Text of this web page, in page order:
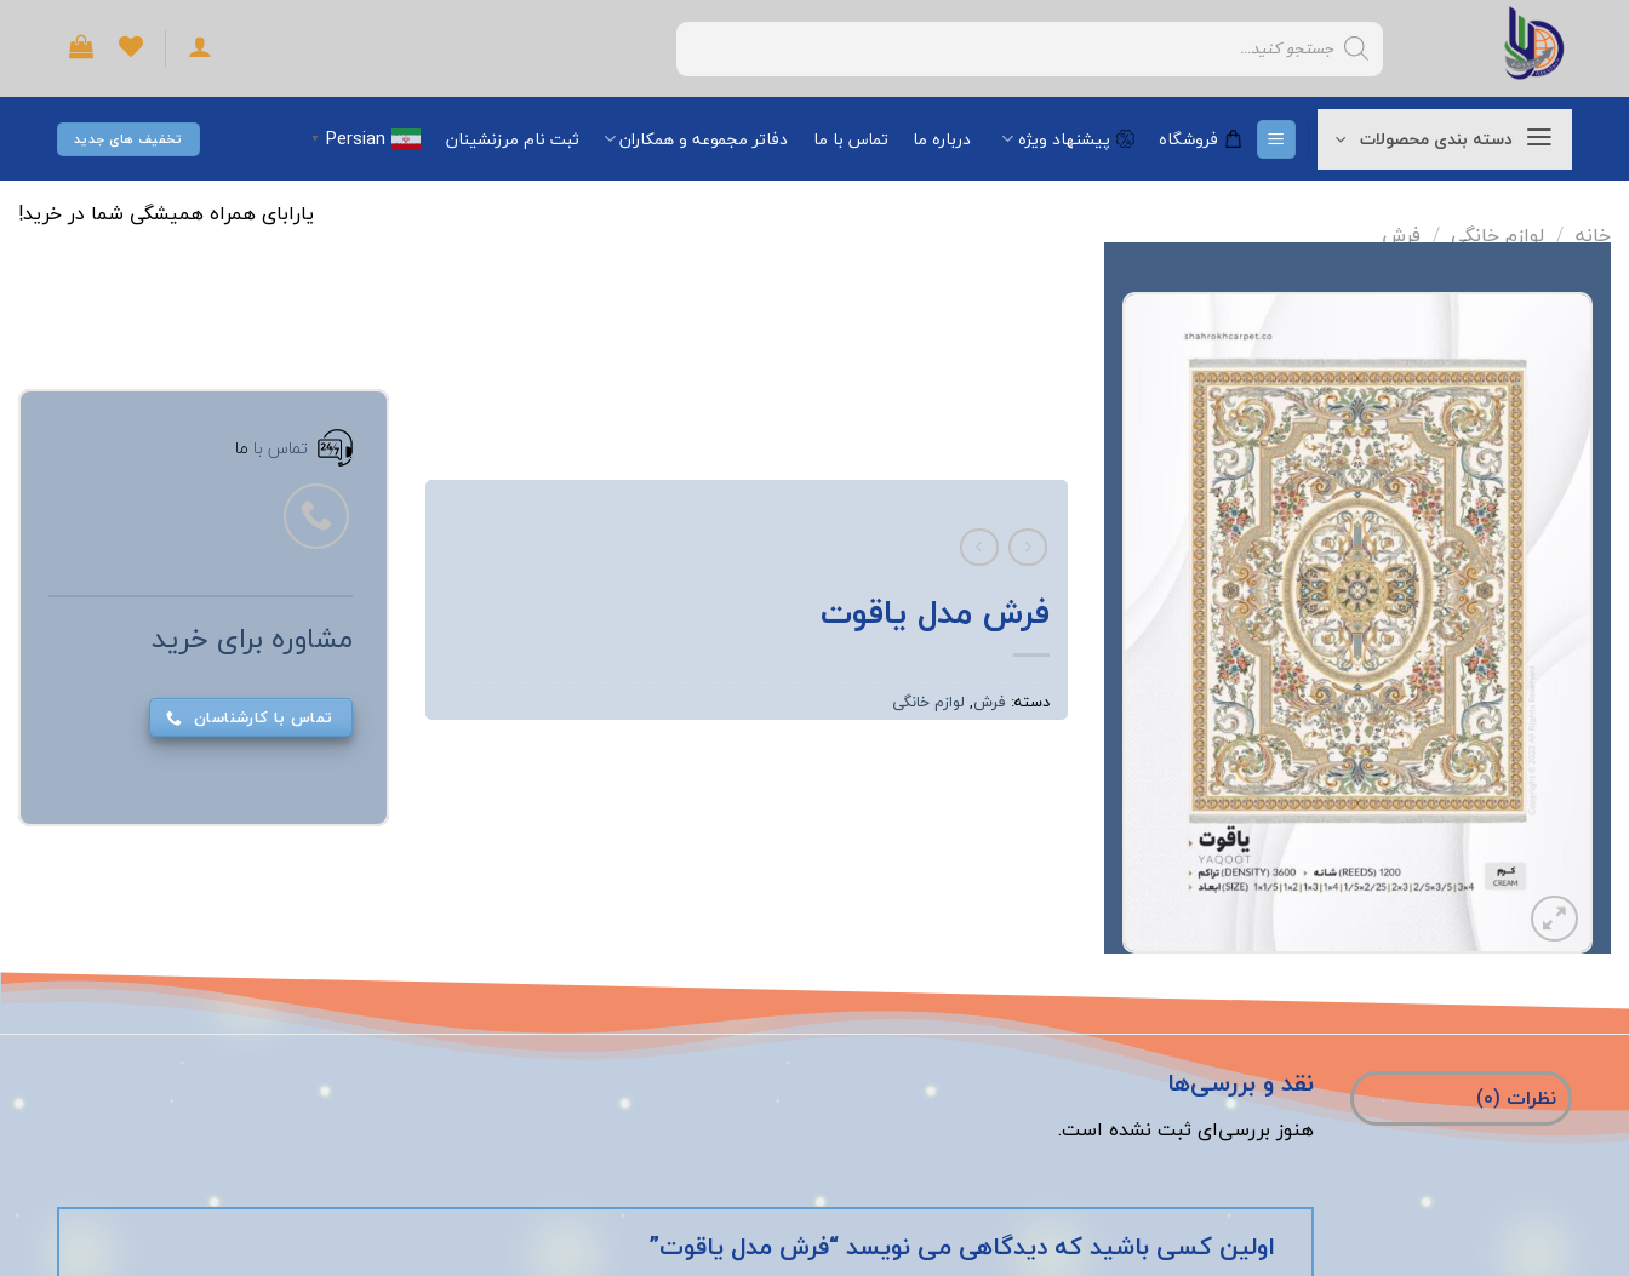
Products
search
دسته بندی محصولات فروشگاه پیشنهاد ویژه درباره ما تماس با ما دفاتر مجموعه و همکاران ثبت نام مرزنشینان Persian
▼ تخفیف های جدید
خانه / لوازم خانگی / فرش
یارابای همراه همیشگی شما در خرید!
فرش مدل یاقوت
دسته: فرش, لوازم خانگی
تماس با ما
مشاوره برای خرید
تماس با کارشناسان
نظرات (0) نقد و بررسی‌ها
هنوز بررسی‌ای ثبت نشده است.
اولین کسی باشید که دیدگاهی می نویسد “فرش مدل یاقوت”